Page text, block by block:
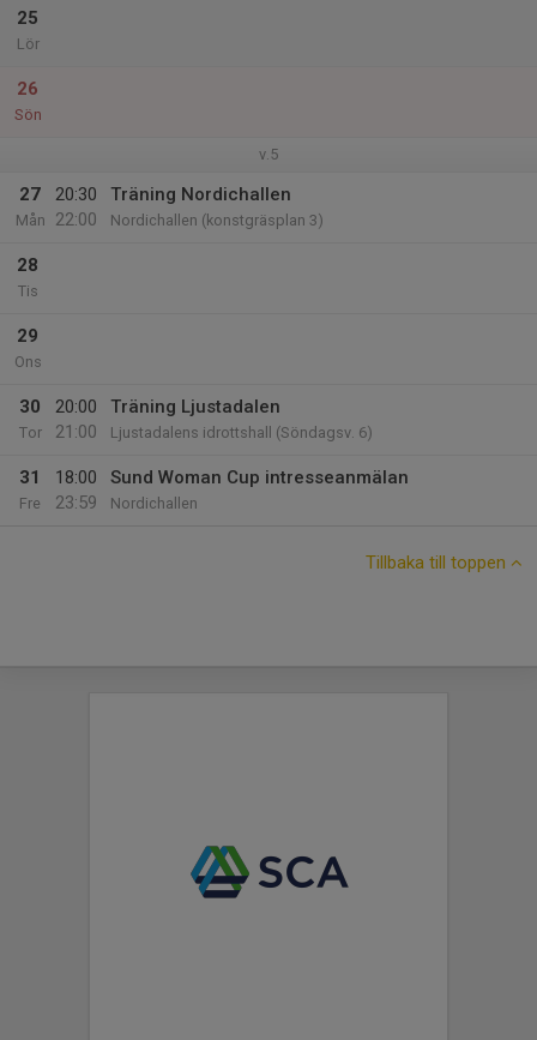
25
Lör
26
Sön
v.5
27
Mån
20:30
22:00
Träning Nordichallen
Nordichallen (konstgräsplan 3)
28
Tis
29
Ons
30
Tor
20:00
21:00
Träning Ljustadalen
Ljustadalens idrottshall (Söndagsv. 6)
31
Fre
18:00
23:59
Sund Woman Cup intresseanmälan
Nordichallen
Tillbaka till toppen